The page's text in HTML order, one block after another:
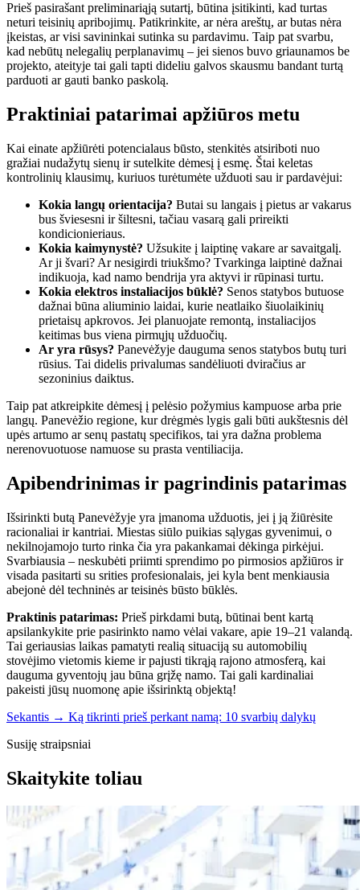
Prieš pasirašant preliminariąją sutartį, būtina įsitikinti, kad turtas
neturi teisinių apribojimų. Patikrinkite, ar nėra areštų, ar butas nėra
įkeistas, ar visi savininkai sutinka su pardavimu. Taip pat svarbu,
kad nebūtų nelegalių perplanavimų – jei sienos buvo griaunamos be
projekto, ateityje tai gali tapti dideliu galvos skausmu bandant turtą
parduoti ar gauti banko paskolą.
Praktiniai patarimai apžiūros metu
Kai einate apžiūrėti potencialaus būsto, stenkitės atsiriboti nuo
gražiai nudažytų sienų ir sutelkite dėmesį į esmę. Štai keletas
kontrolinių klausimų, kuriuos turėtumėte užduoti sau ir pardavėjui:
Kokia langų orientacija? Butai su langais į pietus ar vakarus
bus šviesesni ir šiltesni, tačiau vasarą gali prireikti
kondicionieriaus.
Kokia kaimynystė? Užsukite į laiptinę vakare ar savaitgalį.
Ar ji švari? Ar nesigirdi triukšmo? Tvarkinga laiptinė dažnai
indikuoja, kad namo bendrija yra aktyvi ir rūpinasi turtu.
Kokia elektros instaliacijos būklė? Senos statybos butuose
dažnai būna aliuminio laidai, kurie neatlaiko šiuolaikinių
prietaisų apkrovos. Jei planuojate remontą, instaliacijos
keitimas bus viena pirmųjų užduočių.
Ar yra rūsys? Panevėžyje dauguma senos statybos butų turi
rūsius. Tai didelis privalumas sandėliuoti dviračius ar
sezoninius daiktus.
Taip pat atkreipkite dėmesį į pelėsio požymius kampuose arba prie
langų. Panevėžio regione, kur drėgmės lygis gali būti aukštesnis dėl
upės artumo ar senų pastatų specifikos, tai yra dažna problema
nerenovuotuose namuose su prasta ventiliacija.
Apibendrinimas ir pagrindinis patarimas
Išsirinkti butą Panevėžyje yra įmanoma užduotis, jei į ją žiūrėsite
racionaliai ir kantriai. Miestas siūlo puikias sąlygas gyvenimui, o
nekilnojamojo turto rinka čia yra pakankamai dėkinga pirkėjui.
Svarbiausia – neskubėti priimti sprendimo po pirmosios apžiūros ir
visada pasitarti su srities profesionalais, jei kyla bent menkiausia
abejonė dėl techninės ar teisinės būsto būklės.
Praktinis patarimas: Prieš pirkdami butą, būtinai bent kartą
apsilankykite prie pasirinkto namo vėlai vakare, apie 19–21 valandą.
Tai geriausias laikas pamatyti realią situaciją su automobilių
stovėjimo vietomis kieme ir pajusti tikrąją rajono atmosferą, kai
dauguma gyventojų jau būna grįžę namo. Tai gali kardinaliai
pakeisti jūsų nuomonę apie išsirinktą objektą!
Sekantis → Ką tikrinti prieš perkant namą: 10 svarbių dalykų
Susiję straipsniai
Skaitykite toliau